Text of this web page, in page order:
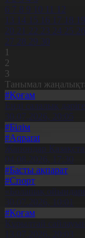
6 7 8 9 10 11
12
13 14 15 16 17 18 19
20 21 22 23 24 25 26
27 28 29 30
1
2
3
Танымал
#Қоғам
Енді салалық
30.07.2026, 20:05
#Білім
#Aqparat
Жапондар
04.08.2026, 17:30
#Басты ақпарат
#Спорт
«Болашақ
30.07.2026, 10:01
#Қоғам
Құрылтай
13.07.2026, 20:03